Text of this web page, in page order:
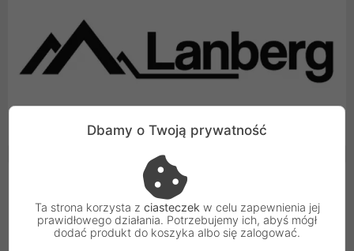
Cechy produktu
Rodzaj Gniazdo
Dbamy o Twoją prywatność
Ta strona korzysta z ciasteczek w celu zapewnienia jej
prawidłowego działania. Potrzebujemy ich, abyś mógł
dodać produkt do koszyka albo się zalogować.